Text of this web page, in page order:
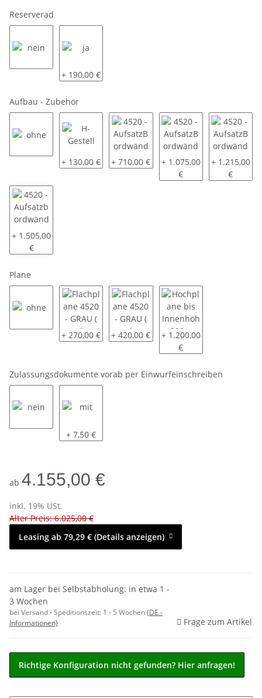
Reserverad
ja
+ 190,00 €
Aufbau - Zubehör
H-Gestell
+ 130,00 € 4520 - AufsatzBordwände pendelbar -
+ 710,00 € 4520 -
+ 1.075,00
€
4520 -
+ 1.215,00
€
4520 - Aufsatzbordwände pendelbar - 70cm hoch
+ 1.505,00
€
Plane
Flachplane 4520 - GRAU ( andere Farben auf
+ 270,00 € Flachplane 4520 - GRAU ( andere
+ 420,00 € Hochplane bis
+ 1.200,00
€
Zulassungsdokumente vorab per Einwurfeinschreiben
mit
+ 7,50 €
ab 4.155,00 €
inkl. 19% USt.
Alter Preis: 6.025,00 €
Leasing ab 79,29 € (Details anzeigen)
am Lager bei Selbstabholung: in etwa 1 -
3 Wochen
bei Versand - Speditionszeit: 1 - 5 Wochen(DE -
Informationen)
Frage zum Artikel
Richtige Konfiguration nicht gefunden? Hier anfragen!